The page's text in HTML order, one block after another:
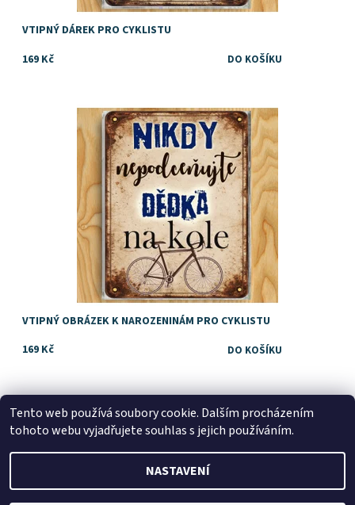
VTIPNÝ DÁREK PRO CYKLISTU
169 Kč
Dárek pro cyklistu
Dostupnost:
Skladem
VTIPNÝ OBRÁZEK K NAROZENINÁM PRO CYKLISTU
169 Kč
2026 © Dárky Dejdar - dárky k narozeninám a svatební dary,
všechna práva vyhrazena
Tento web používá soubory cookie. Dalším procházením
tohoto webu vyjadřujete souhlas s jejich používáním.
NASTAVENÍ